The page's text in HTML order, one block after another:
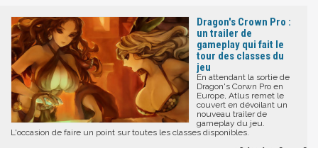
Dragon's Crown Pro :
un trailer de
gameplay qui fait le
tour des classes du
jeu
En attendant la sortie de
Dragon's Corwn Pro en
Europe, Atlus remet le
couvert en dévoilant un
nouveau trailer de
gameplay du jeu.
L'occasion de faire un point sur toutes les classes disponibles.